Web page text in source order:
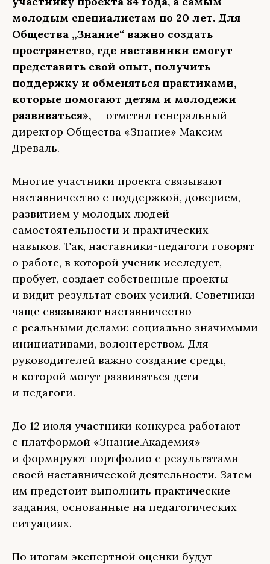
молодым специалистам по 20 лет. Для
Общества „Знание“ важно создать
пространство, где наставники смогут
представить свой опыт, получить
поддержку и обменяться практиками,
которые помогают детям и молодежи
развиваться», — отметил генеральный
директор Общества «Знание» Максим
Древаль.
Многие участники проекта связывают
наставничество с поддержкой, доверием,
развитием у молодых людей
самостоятельности и практических
навыков. Так, наставники-педагоги говорят
о работе, в которой ученик исследует,
пробует, создает собственные проекты
и видит результат своих усилий. Советники
чаще связывают наставничество
с реальными делами: социально значимыми
инициативами, волонтерством. Для
руководителей важно создание среды,
в которой могут развиваться дети
и педагоги.
До 12 июля участники конкурса работают
с платформой «Знание.Академия»
и формируют портфолио с результатами
своей наставнической деятельности. Затем
им предстоит выполнить практические
задания, основанные на педагогических
ситуациях.
По итогам экспертной оценки будут